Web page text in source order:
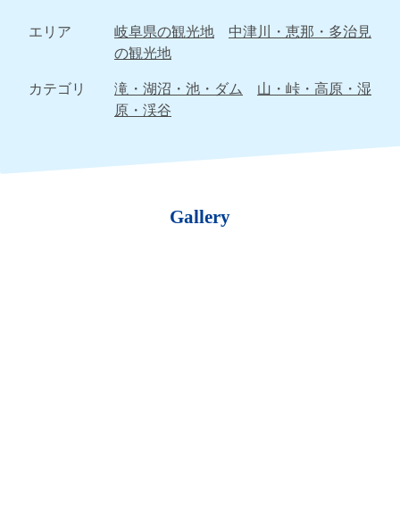
エリア 岐阜県の観光地
中津川・恵那・多治見
の観光地
カテゴリ
滝・湖沼・池・ダム
山・峠・高原・湿
原・渓谷
Gallery